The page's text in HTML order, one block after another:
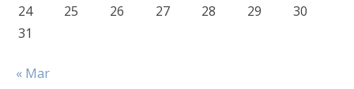
24
25 26 27 28 29
30
31
« Mar